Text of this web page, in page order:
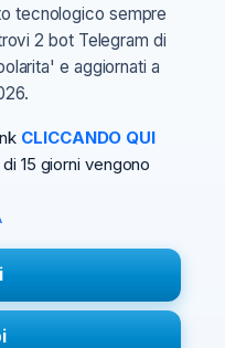
tecnologico sempre
2 bot Telegram di
e aggiornati a
CLICCANDO QUI
15 giorni vengono